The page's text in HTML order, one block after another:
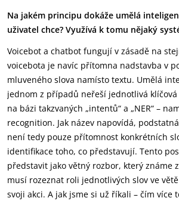
Na jakém principu dokáže umělá
uživatel chce? Využívá k tomu nějaký
Voicebot a chatbot fungují v zásadě na
voicebota je navíc přítomna nadstavba v
mluveného slova namísto textu. Umělá
jednom z případů neřeší jednotlivá
na bázi takzvaných „intentů“ a „NER“ –
recognition. Jak název napovídá,
není tedy pouze přítomnost konkrétních
identifikace toho, co představují. Tento
představit jako větný rozbor, který známe
musí rozeznat roli jednotlivých slov ve
svoji akci. A jak jsme si už říkali – čím více